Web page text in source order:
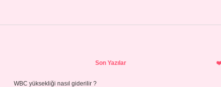
Son Yazılar
WBC yüksekliği nasıl giderilir ?